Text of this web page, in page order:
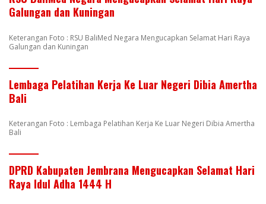
Galungan dan Kuningan
Keterangan Foto : RSU BaliMed Negara Mengucapkan Selamat Hari Raya
Galungan dan Kuningan
Lembaga Pelatihan Kerja Ke Luar Negeri Dibia Amertha
Bali
Keterangan Foto : Lembaga Pelatihan Kerja Ke Luar Negeri Dibia Amertha
Bali
DPRD Kabupaten Jembrana Mengucapkan Selamat Hari
Raya Idul Adha 1444 H